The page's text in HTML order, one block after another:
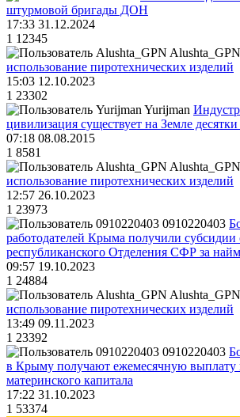
штурмовой бригады ДОН
17:33 31.12.2024
1 12345
Alushta_GPN
использование пиротехнических изделий
15:03 12.10.2023
1 23302
Yurijman
цивилизация существует на Земле
07:18 08.08.2015
1 8581
Alushta_GPN
использование пиротехнических изделий
12:57 26.10.2023
1 23973
0910220403
работодателей Крыма получили субсидии
республиканского Отделения СФР за
09:57 19.10.2023
1 24884
Alushta_GPN
использование пиротехнических изделий
13:49 09.11.2023
1 23392
0910220403
в Крыму получают ежемесячную выплату
материнского капитала
17:22 31.10.2023
1 53374